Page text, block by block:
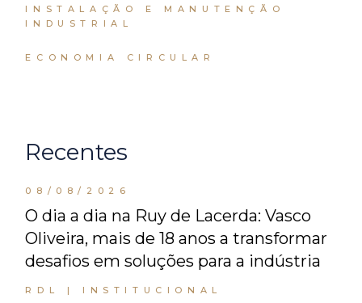
INSTALAÇÃO E MANUTENÇÃO
INDUSTRIAL
ECONOMIA CIRCULAR
Recentes
08/08/2026
O dia a dia na Ruy de Lacerda: Vasco
Oliveira, mais de 18 anos a transformar
desafios em soluções para a indústria
RDL | INSTITUCIONAL